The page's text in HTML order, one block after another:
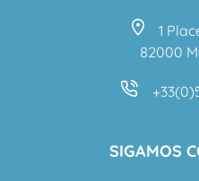
1
82000
SIGAMOS